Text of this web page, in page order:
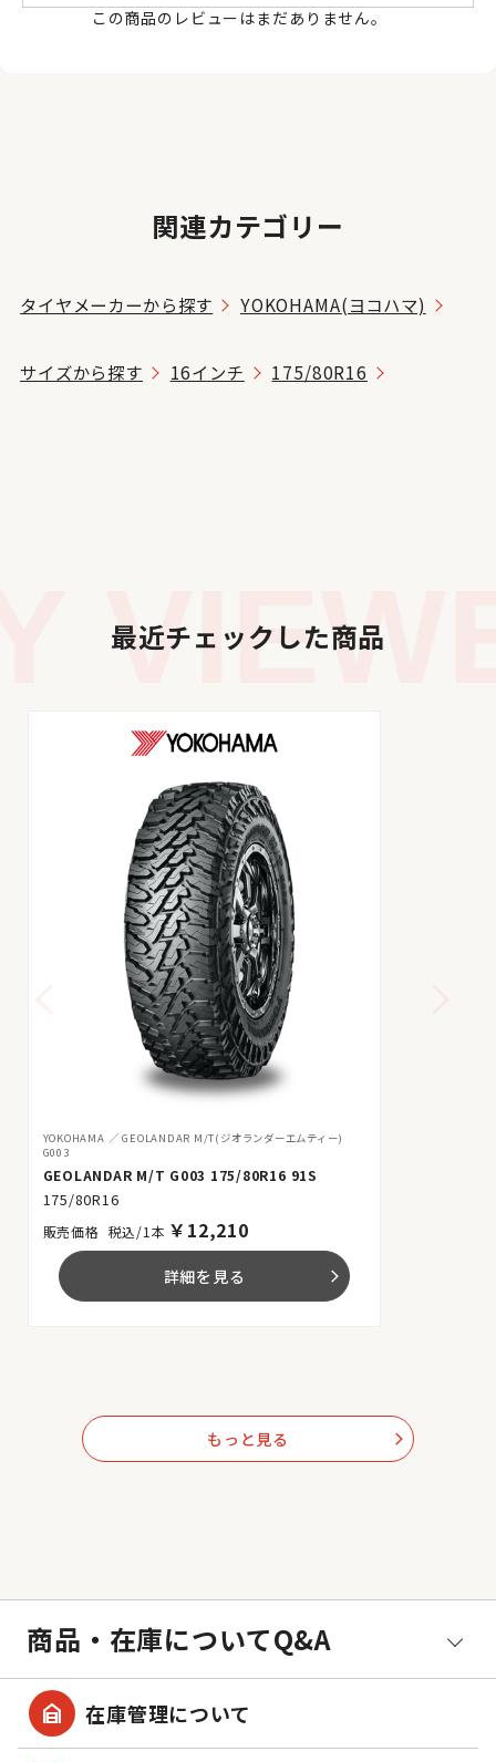
この商品のレビューはまだありません。
関連カテゴリー
タイヤメーカーから探す YOKOHAMA(ヨコハマ)
サイズから探す 16インチ 175/80R16
最近チェックした商品
YOKOHAMA
GEOLANDAR M/T(ジオランダーエムティー)
G003
GEOLANDAR M/T G003 175/80R16 91S
175/80R16
税込/1本 ￥ 12,210
詳細を見る arrow_forward_ios
もっと見る arrow_forward_ios
商品・在庫についてQ&A
garage_home 在庫管理について